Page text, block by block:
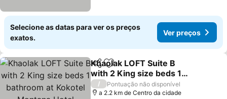
Selecione as datas para ver os preços
exatos.
Ver preços
PartilharAdicionar aos favoritos
Khaolak LOFT Suite B
with 2 King size beds 1
bathroom at Kokotel
Montana Hotel
/
Pontuação não disponível
a 2.2 km de Centro da cidade